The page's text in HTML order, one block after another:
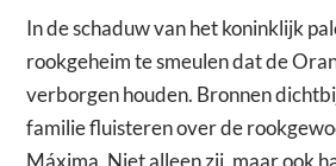
In de schaduw van het koninklijk
rookgeheim te smeulen dat de
verborgen houden. Bronnen
familie fluisteren over de
Máxima. Niet alleen zij, maar ook